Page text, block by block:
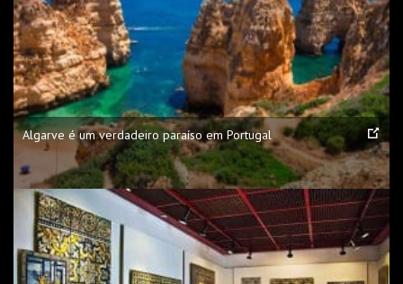
Algarve é um verdadeiro paraíso em Portugal